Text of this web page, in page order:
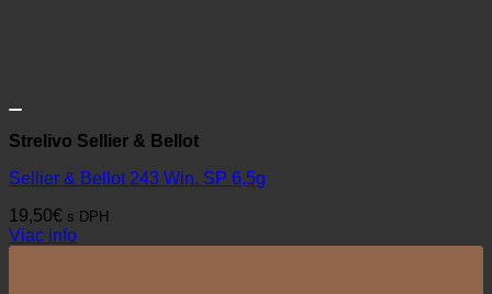
Strelivo Sellier & Bellot
Sellier & Bellot 243 Win. SP 6,5g
19,50€ s DPH
Viac info